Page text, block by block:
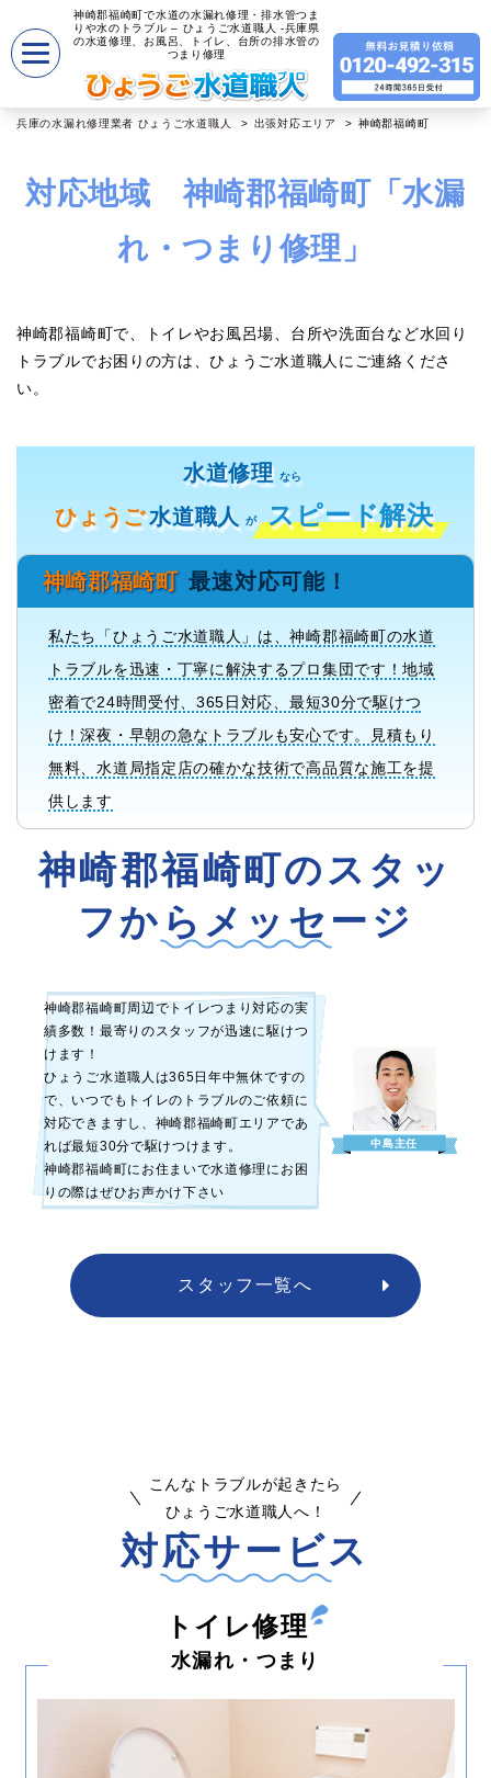
神崎郡福崎町で水道の水漏れ修理・排水管つま
りや水のトラブル – ひょうご水道職人 -兵庫県
の水道修理、お風呂、トイレ、台所の排水管の
つまり修理
兵庫の水漏れ修理業者 ひょうご水道職人 出張対応エリア 神崎郡福崎町
対応地域 神崎郡福崎町「水漏
れ・つまり修理」
神崎郡福崎町で、トイレやお風呂場、台所や洗面台など水回り
トラブルでお困りの方は、ひょうご水道職人にご連絡くださ
い。
水道修理 なら
ひょうご水道職人 が スピード解決
神崎郡福崎町 最速対応可能！
私たち「ひょうご水道職人」は、神崎郡福崎町の水道
トラブルを迅速・丁寧に解決するプロ集団です！地域
密着で24時間受付、365日対応、最短30分で駆けつ
け！深夜・早朝の急なトラブルも安心です。見積もり
無料、水道局指定店の確かな技術で高品質な施工を提
供します
神崎郡福崎町のスタッ
フからメッセージ
神崎郡福崎町周辺でトイレつまり対応の実
績多数！最寄りのスタッフが迅速に駆けつ
けます！
ひょうご水道職人は365日年中無休ですの
で、いつでもトイレのトラブルのご依頼に
対応できますし、神崎郡福崎町エリアであ
れば最短30分で駆けつけます。
神崎郡福崎町にお住まいで水道修理にお困
りの際はぜひお声かけ下さい
中島主任
スタッフ一覧へ
こんなトラブルが起きたら
ひょうご水道職人へ！
対応サービス
トイレ修理
水漏れ・つまり